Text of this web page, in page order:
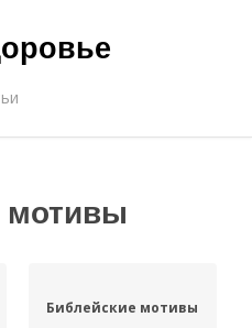
мотивы
Библейские мотивы